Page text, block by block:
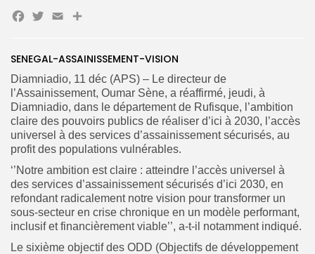
Search
for:
Button
SENEGAL-ASSAINISSEMENT-VISION
Diamniadio, 11 déc (APS) – Le directeur de
l’Assainissement, Oumar Sène, a réaffirmé, jeudi, à
Diamniadio, dans le département de Rufisque, l’ambition
claire des pouvoirs publics de réaliser d’ici à 2030, l’accès
universel à des services d’assainissement sécurisés, au
profit des populations vulnérables.
‘’Notre ambition est claire : atteindre l’accès universel à
des services d’assainissement sécurisés d’ici 2030, en
refondant radicalement notre vision pour transformer un
sous-secteur en crise chronique en un modèle performant,
inclusif et financièrement viable’’, a-t-il notamment indiqué.
Le sixième objectif des ODD (Objectifs de développement
Facebook
Twitter
EmailPartager